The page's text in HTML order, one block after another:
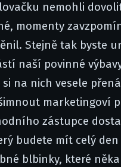
nemohli
momenty
Stejně tak byste
naší povinné
na nich vesele
marketingoví
zástupce
budete mít celý
blbinky, které